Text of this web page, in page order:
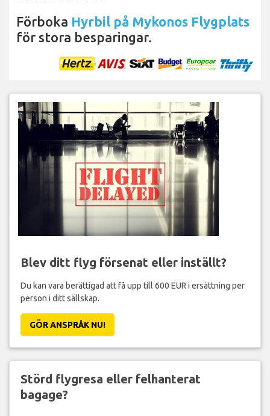
Förboka Hyrbil på Mykonos Flygplats
för stora besparingar.
Blev ditt flyg försenat eller inställt?
Du kan vara berättigad att få upp till 600 EUR i ersättning per
person i ditt sällskap.
GÖR ANSPRÅK NU!
Störd flygresa eller felhanterat
bagage?